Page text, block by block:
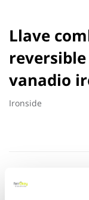
Llave
vanadio
Ironside
Saltar
al
comienzo
de
la
galería
de